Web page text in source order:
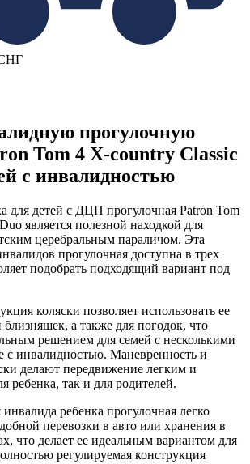
прогулочную
Tom 4 X-country Classic
с инвалидностью
для детей с ДЦП прогулочная Patron Tom
является полезной находкой для
церебральным параличом. Эта
прогулочная доступна в трех
подобрать подходящий вариант под
коляски позволяет использовать ее
а также для погодок, что
решением для семей с несколькими
с инвалидностью. Маневренность и
делают передвижение легким и
ребенка, так и для родителей.
ребенка прогулочная легко
перевозки в авто или хранения в
что делает ее идеальным вариантом для
регулируемая конструкция